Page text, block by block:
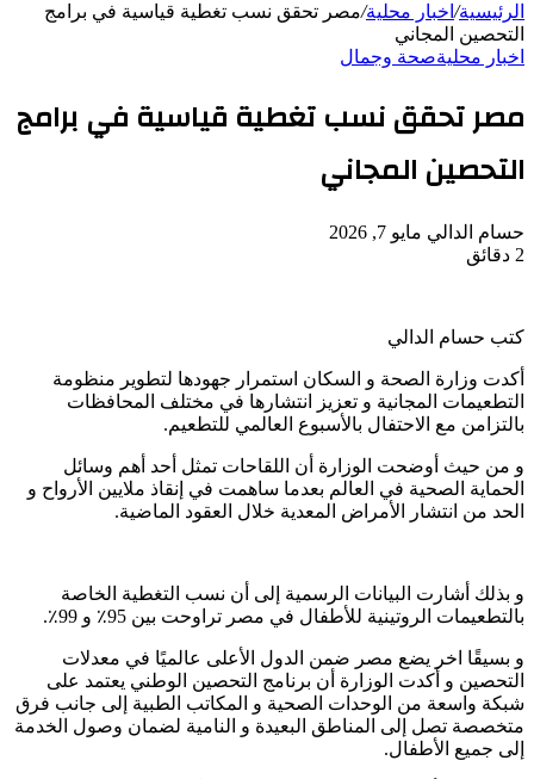
الرئيسية/ اخبار محلية/مصر تحقق نسب تغطية قياسية في برامج
التحصين المجاني
اخبار محليةصحة وجمال
مصر تحقق نسب تغطية قياسية في برامج
التحصين المجاني
حسام الدالي أرسل
مايو 7, 2026
2 دقائق
كتب حسام الدالي
أكدت وزارة الصحة و السكان استمرار جهودها لتطوير منظومة
التطعيمات المجانية و تعزيز انتشارها في مختلف المحافظات
بالتزامن مع الاحتفال بالأسبوع العالمي للتطعيم.
و من حيث أوضحت الوزارة أن اللقاحات تمثل أحد أهم وسائل
الحماية الصحية في العالم بعدما ساهمت في إنقاذ ملايين الأرواح و
الحد من انتشار الأمراض المعدية خلال العقود الماضية.
و بذلك أشارت البيانات الرسمية إلى أن نسب التغطية الخاصة
بالتطعيمات الروتينية للأطفال في مصر تراوحت بين 95٪ و 99٪.
و بسيقًا اخر يضع مصر ضمن الدول الأعلى عالميًا في معدلات
التحصين و أكدت الوزارة أن برنامج التحصين الوطني يعتمد على
شبكة واسعة من الوحدات الصحية و المكاتب الطبية إلى جانب فرق
متخصصة تصل إلى المناطق البعيدة و النامية لضمان وصول الخدمة
إلى جميع الأطفال.